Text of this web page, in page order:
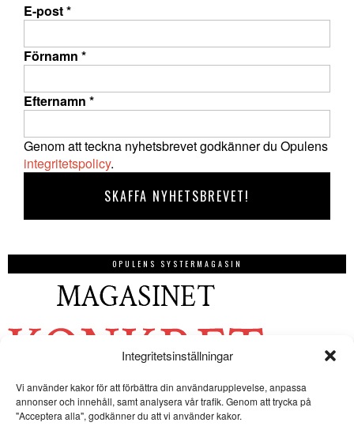
Integritetsinställningar
Vi använder kakor för att förbättra din användarupplevelse, anpassa
annonser och innehåll, samt analysera vår trafik. Genom att trycka på
"Acceptera alla", godkänner du att vi använder kakor.
E-post*
Förnamn *
Efternamn *
Genom att teckna nyhetsbrevet godkänner du Opulens
integritetspolicy.
OPULENS SYSTERMAGASIN